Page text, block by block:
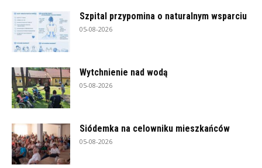
Szpital przypomina o naturalnym wsparciu
05-08-2026
Wytchnienie nad wodą
05-08-2026
Siódemka na celowniku mieszkańców
05-08-2026